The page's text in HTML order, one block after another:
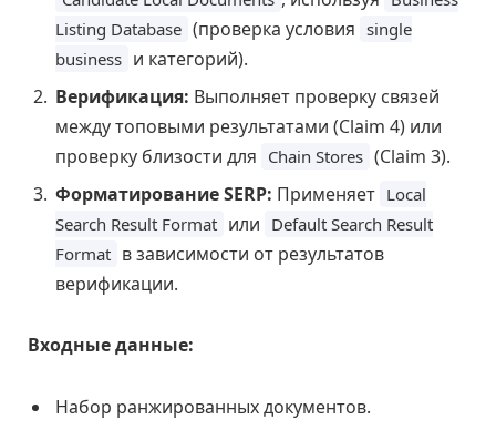
Listing Database (проверка условия single
business и категорий).
Верификация: Выполняет проверку связей
между топовыми результатами (Claim 4) или
проверку близости для Chain Stores (Claim 3).
Форматирование SERP: Применяет Local
Search Result Format или Default Search Result
Format в зависимости от результатов
верификации.
Входные данные:
Набор ранжированных документов.